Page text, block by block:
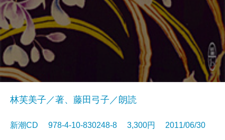
林芙美子／著、藤田弓子／朗読
新潮CD 978-4-10-830248-8 3,300円 2011/06/30